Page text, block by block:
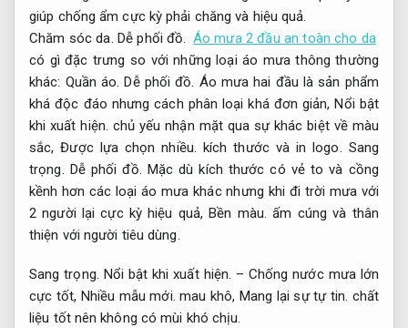
giúp chống ẩm cực kỳ phải chăng và hiệu quả.
Chăm sóc da. Dễ phối đồ. Áo mưa 2 đầu an toàn cho da
có gì đặc trưng so với những loại áo mưa thông thường
khác: Quần áo. Dễ phối đồ. Áo mưa hai đầu là sản phẩm
khá độc đáo nhưng cách phân loại khá đơn giản,Nổi bật
khi xuất hiện. chủ yếu nhận mặt qua sự khác biệt về màu
sắc,Được lựa chọn nhiều. kích thước và in logo. Sang
trọng. Dễ phối đồ. Mặc dù kích thước có vẻ to và cồng
kềnh hơn các loại áo mưa khác nhưng khi đi trời mưa với
2 người lại cực kỳ hiệu quả,Bền màu. ấm cúng và thân
thiện với người tiêu dùng.
Sang trọng. Nổi bật khi xuất hiện. – Chống nước mưa lớn
cực tốt, Nhiều mẫu mới. mau khô, Mang lại sự tự tin. chất
liệu tốt nên không có mùi khó chịu.